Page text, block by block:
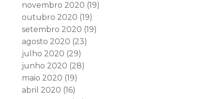
novembro 2020 (19)
outubro 2020 (19)
setembro 2020 (19)
agosto 2020 (23)
julho 2020 (29)
junho 2020 (28)
maio 2020 (19)
abril 2020 (16)